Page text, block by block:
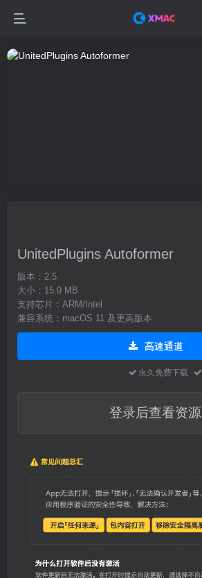
UnitedPlugins Autoformer
版本：2.5
大小：15.9 MB
支持芯片：ARM/Intel
兼容系统：macOS 11 及更高版本
高速通道
永久免费下载
登录后查看资源